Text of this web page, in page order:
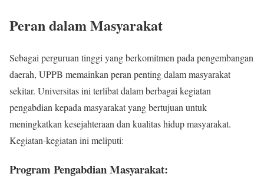
Peran dalam Masyarakat
Sebagai perguruan tinggi yang berkomitmen pada pengembangan
daerah, UPPB memainkan peran penting dalam masyarakat
sekitar. Universitas ini terlibat dalam berbagai kegiatan
pengabdian kepada masyarakat yang bertujuan untuk
meningkatkan kesejahteraan dan kualitas hidup masyarakat.
Kegiatan-kegiatan ini meliputi:
Program Pengabdian Masyarakat: